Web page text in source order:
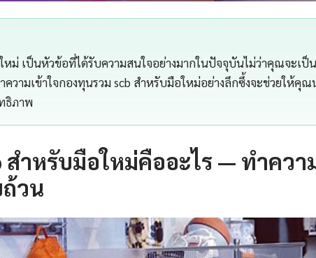
หม่ เป็นหัวข้อที่ได้รับความสนใจอย่างมากในปัจจุบันไม่ว่าคุณจะเป็
วามเข้าใจกองทุนรวม scb สำหรับมือใหม่อย่างลึกซึ้งจะช่วยให้คุณ
ธิภาพ
สำหรับมือใหม่คืออะไร — ทำควา
ถ้วน